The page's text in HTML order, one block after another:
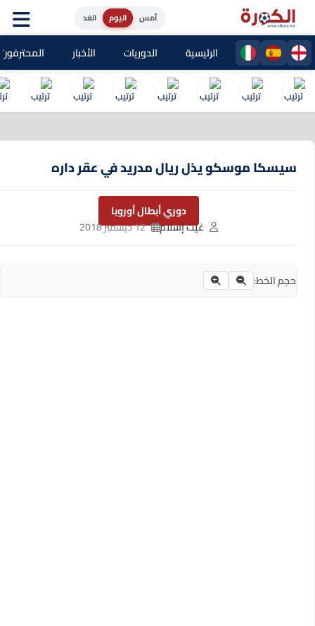
اليوم الغد
الرئيسية الدوريات الأخبار المحترفون
سيسكا موسكو يذل ريال مدريد في عقر داره
دوري أبطال أوروبا
غيث إسلام
12 ديسمبر 2018
حجم الخط: